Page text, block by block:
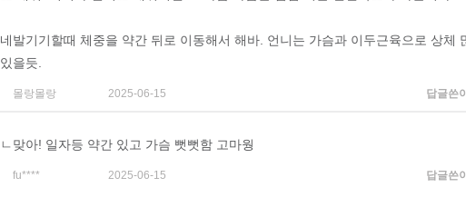
네발기기할때 체중을 약간 뒤로 이동해서 해바. 언니는 가슴과 이두근육으로 상체
있을듯.
몰랑몰랑 2025-06-15 답글쓴
ㄴ맞아! 일자등 약간 있고 가슴 뻣뻣함 고마웡
fu**** 2025-06-15 답글쓴